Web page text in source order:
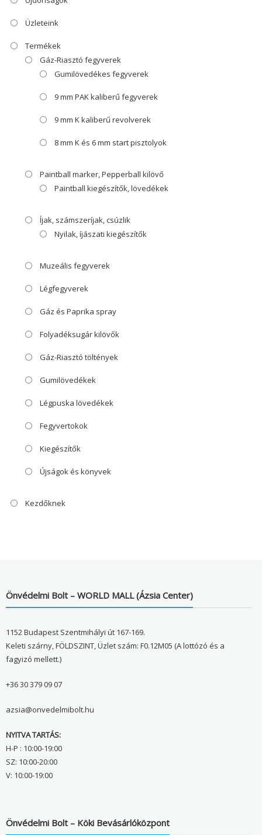
Üzleteink
Termékek
Gáz-Riasztó fegyverek
Gumilövedékes fegyverek
9 mm PAK kaliberű fegyverek
9 mm K kaliberű revolverek
8 mm K és 6 mm start pisztolyok
Paintball marker, Pepperball kilövő
Paintball kiegészítők, lövedékek
Íjak, számszeríjak, csúzlik
Nyilak, íjászati kiegészítők
Muzeális fegyverek
Légfegyverek
Gáz és Paprika spray
Folyadéksugár kilövők
Gáz-Riasztó töltények
Gumilövedékek
Légpuska lövedékek
Fegyvertokok
Kiegészítők
Újságok és könyvek
Kezdőknek
Önvédelmi Bolt – WORLD MALL (Ázsia Center)
1152 Budapest Szentmihályi út 167-169.
Keleti szárny, FÖLDSZINT, Üzlet szám: F0.12M05 (A lottózó és a
fagyizó mellett.)
+36 30 379 09 07
azsia@onvedelmibolt.hu
NYITVA TARTÁS:
H-P : 10:00-19:00
SZ: 10:00-20:00
V: 10:00-19:00
Önvédelmi Bolt – Köki Bevásárlóközpont